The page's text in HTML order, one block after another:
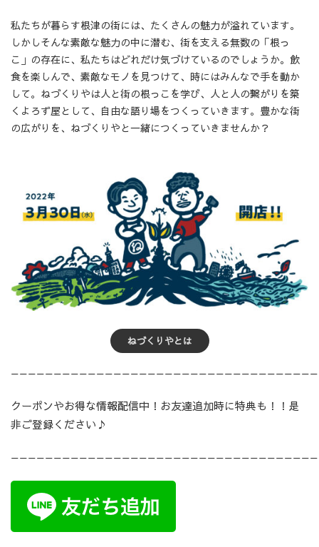
私たちが暮らす根津の街には、たくさんの魅力が溢れています。
しかしそんな素敵な魅力の中に潜む、街を支える無数の「根っ
こ」の存在に、私たちはどれだけ気づけているのでしょうか。飲
食を楽しんで、素敵なモノを見つけて、時にはみんなで手を動か
して。ねづくりやは人と街の根っこを学び、人と人の繋がりを築
くよろず屋として、自由な語り場をつくっていきます。豊かな街
の広がりを、ねづくりやと一緒につくっていきませんか？
ねづくりやとは
クーポンやお得な情報配信中！お友達追加時に特典も！！是
非ご登録ください♪